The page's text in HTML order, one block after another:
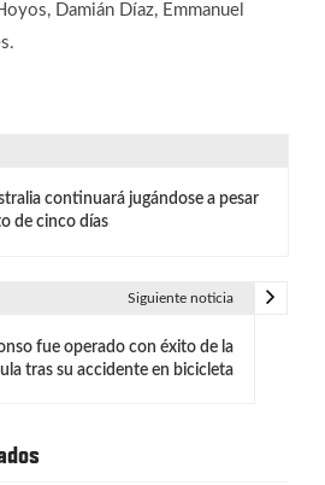
Damián Díaz, Emmanuel
continuará jugándose a pesar
de cinco días
Siguiente noticia
fue operado con éxito de la
tras su accidente en bicicleta